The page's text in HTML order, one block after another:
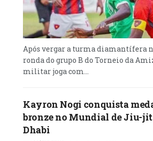
Após vergar a turma diamantífera
ronda do grupo B do Torneio da
militar joga com...
Kayron Nogi conquista
bronze no Mundial de Jiu-
Dhabi